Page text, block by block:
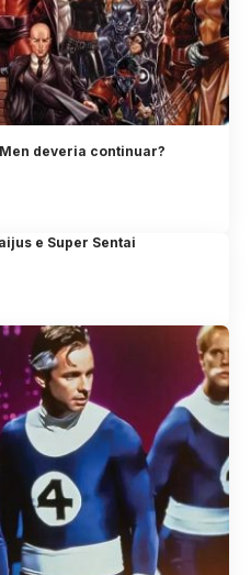
deveria continuar?
e Super Sentai